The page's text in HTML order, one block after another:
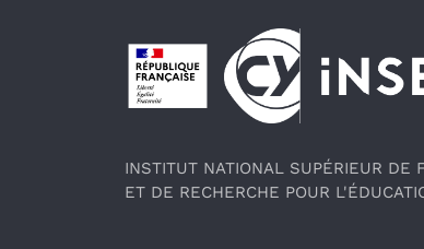
Pied de page
INSTITUT NATIONAL SUPÉRIEUR DE
ET DE RECHERCHE POUR